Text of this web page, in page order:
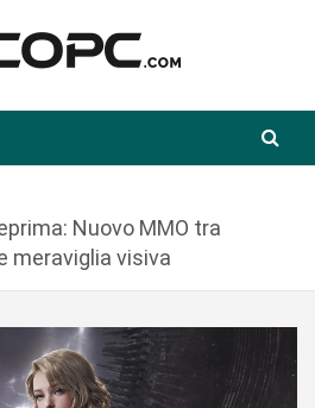
Nuovo MMO tra
meraviglia visiva